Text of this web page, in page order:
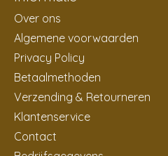
Over ons
Algemene voorwaarden
Privacy Policy
Betaalmethoden
Verzending & Retourneren
Klantenservice
Contact